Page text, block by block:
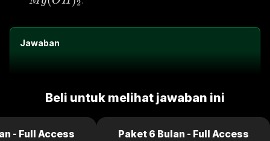
2
Jawaban
Beli untuk melihat jawaban ini
- Full Access
Paket 6 Bulan - Full Access